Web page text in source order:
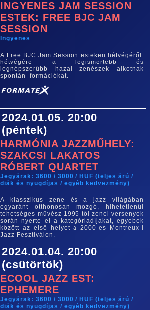
INGYENES JAM SESSION
ESTEK: FREE BJC JAM
SESSION
Ingyenes
A Free BJC Jam Session esteken hétvégéről
hétvégére a legismertebb és
legnépszerűbb hazai zenészek alkotnak
spontán formációkat.
2024.01.05. 20:00
(péntek)
HARMÓNIA JAZZMŰHELY:
SZAKCSI LAKATOS
RÓBERT QUARTET
Jegyárak: 3600 / 3000 / HUF (teljes árú /
diák és nyugdíjas / egyéb kedvezmény)
A klasszikus zene és a jazz világában
egyaránt otthonosan mozgó, hihetetlenül
tehetséges művész 1995-től zenei versenyek
során nyerte el a kategóriadíjakat, egyebek
között az első helyet a 2000-es Montreux-i
Jazz Fesztiválon.
2024.01.04. 20:00
(csütörtök)
ECOOL JAZZ EST:
EPHEMERE
Jegyárak: 3600 / 3000 / HUF (teljes árú /
diák és nyugdíjas / egyéb kedvezmény)